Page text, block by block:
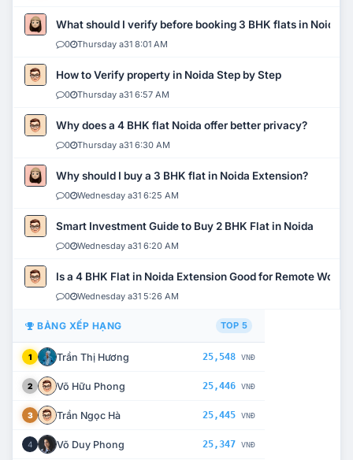
What should I verify before booking 3 BHK flats in Noida?
0 Thursday a31 8:01 AM
How to Verify property in Noida Step by Step
0 Thursday a31 6:57 AM
Why does a 4 BHK flat Noida offer better privacy?
0 Thursday a31 6:30 AM
Why should I buy a 3 BHK flat in Noida Extension?
0 Wednesday a31 6:25 AM
Smart Investment Guide to Buy 2 BHK Flat in Noida
0 Wednesday a31 6:20 AM
Is a 4 BHK Flat in Noida Extension Good for Remote Work?
0 Wednesday a31 5:26 AM
BẢNG XẾP HẠNG TOP 5
1 Trần Thị Hương 25,548 VNĐ
2 Võ Hữu Phong 25,446 VNĐ
3 Trần Ngọc Hà 25,445 VNĐ
4 Võ Duy Phong 25,347 VNĐ